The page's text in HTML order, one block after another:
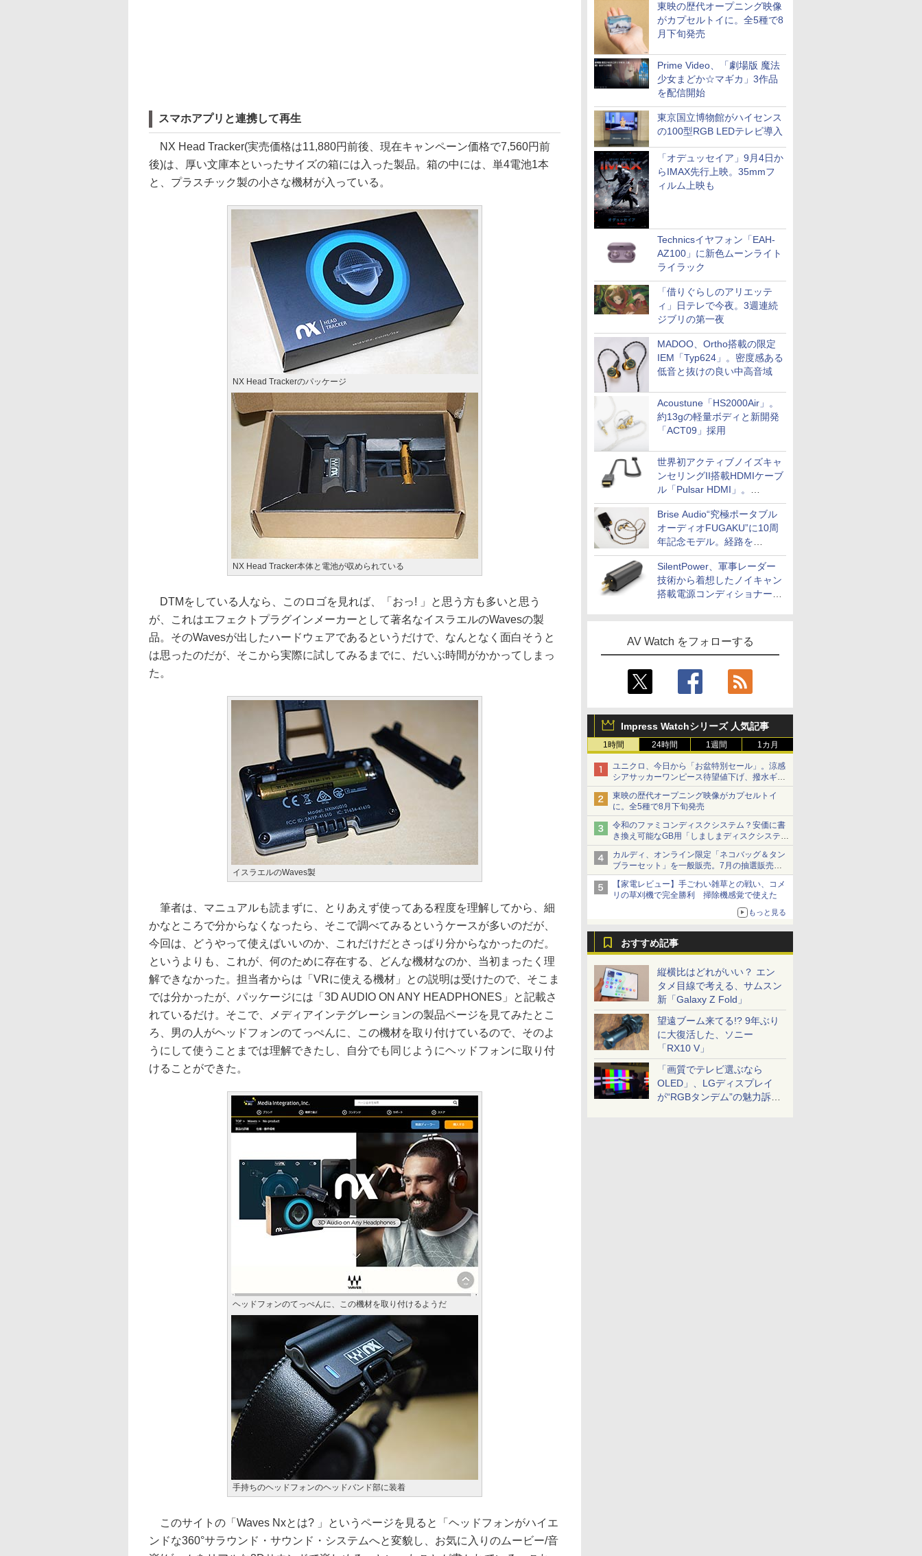
東映の歴代オープニング映像
がカプセルトイに。全5種で8
月下旬発売
Prime Video、「劇場版 魔法
少女まどか☆マギカ」3作品
を配信開始
東京国立博物館がハイセンス
の100型RGB LEDテレビ導入
「オデュッセイア」9月4日か
らIMAX先行上映。35mmフ
ィルム上映も
Technicsイヤフォン「EAH-
AZ100」に新色ムーンライト
ライラック
「借りぐらしのアリエッテ
ィ」日テレで今夜。3週連続
ジブリの第一夜
MADOO、Ortho搭載の限定
IEM「Typ624」。密度感ある
低音と抜けの良い中高音域
Acoustune「HS2000Air」。
約13gの軽量ボディと新開発
「ACT09」採用
世界初アクティブノイズキャ
ンセリングII搭載HDMIケーブ
ル「Pulsar HDMI」。
SilentPowerから
Brise Audio“究極ポータブル
オーディオFUGAKU”に10周
年記念モデル。経路を
NISHIKIで統一。400万円
SilentPower、軍事レーダー
技術から着想したノイキャン
搭載電源コンディショナー
AV Watch をフォローする
Impress Watchシリーズ 人気記事
1時間 24時間 1週間 1カ月
ユニクロ、今日から「お盆特別セール」。涼感
シアサッカーワンピース待望値下げ、撥水ギア
ショーツは1990円に
東映の歴代オープニング映像がカプセルトイ
に。全5種で8月下旬発売
令和のファミコンディスクシステム？安価に書
き換え可能なGB用「しましまディスクシステ
ム」
カルディ、オンライン限定「ネコバッグ＆タン
ブラーセット」を一般販売。7月の抽選販売の
当選無効分
【家電レビュー】手ごわい雑草との戦い、コメ
リの草刈機で完全勝利 掃除機感覚で使えた
もっと見る
おすすめ記事
縦横比はどれがいい？ エン
タメ目線で考える、サムスン
新「Galaxy Z Fold」
望遠ブーム来てる!? 9年ぶり
に大復活した、ソニー
「RX10 V」
「画質でテレビ選ぶなら
OLED」、LGディスプレイ
が“RGBタンデム”の魅力訴
スマホアプリと連携して再生
NX Head Tracker(実売価格は11,880円前後、現在キャンペーン価格で7,560円前
後)は、厚い文庫本といったサイズの箱には入った製品。箱の中には、単4電池1本
と、プラスチック製の小さな機材が入っている。
NX Head Trackerのパッケージ
NX Head Tracker本体と電池が収められている
DTMをしている人なら、このロゴを見れば、「おっ! 」と思う方も多いと思う
が、これはエフェクトプラグインメーカーとして著名なイスラエルのWavesの製
品。そのWavesが出したハードウェアであるというだけで、なんとなく面白そうと
は思ったのだが、そこから実際に試してみるまでに、だいぶ時間がかかってしまっ
た。
イスラエルのWaves製
筆者は、マニュアルも読まずに、とりあえず使ってある程度を理解してから、細
かなところで分からなくなったら、そこで調べてみるというケースが多いのだが、
今回は、どうやって使えばいいのか、これだけだとさっぱり分からなかったのだ。
というよりも、これが、何のために存在する、どんな機材なのか、当初まったく理
解できなかった。担当者からは「VRに使える機材」との説明は受けたので、そこま
では分かったが、パッケージには「3D AUDIO ON ANY HEADPHONES」と記載さ
れているだけ。そこで、メディアインテグレーションの製品ページを見てみたとこ
ろ、男の人がヘッドフォンのてっぺんに、この機材を取り付けているので、そのよ
うにして使うことまでは理解できたし、自分でも同じようにヘッドフォンに取り付
けることができた。
ヘッドフォンのてっぺんに、この機材を取り付けるようだ
手持ちのヘッドフォンのヘッドバンド部に装着
このサイトの「Waves Nxとは? 」というページを見ると「ヘッドフォンがハイエ
ンドな360°サラウンド・サウンド・システムへと変貌し、お気に入りのムービー/音